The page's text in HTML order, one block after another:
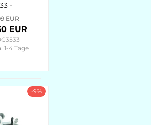
-
EUR
EUR
1-4 Tage
-9%